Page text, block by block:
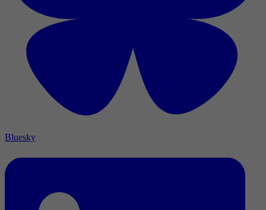
Bluesky